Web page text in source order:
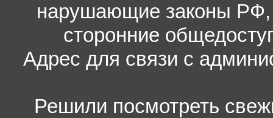
нарушающие законы РФ,
сторонние
Адрес для связи с
Решили посмотреть